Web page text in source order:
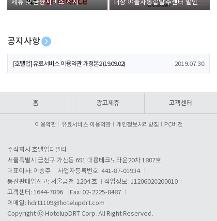
제휴 및 금융서비스 게시
대상 야놀자통합발주센터 할인쿠
폰 증정
공지사항
[호텔업] 개인정보 처리방침 개정본1 (19.09.02)
[호텔업] 유료서비스 이용약관 개정본2 (19.09.02) 2019.07.30
홈 광고제휴 고객센터
이용약관 유료서비스 이용약관 개인정보처리방침 PC버전
주식회사 호텔업디알티
서울특별시 금천구 가산동 691 대륭테크노타운20차 1807호
대표이사: 이송주
사업자등록번호: 441-87-01934
통신판매업신고: 서울금천-1204 호
직업정보: J1206020200010
고객센터: 1644-7896
Fax: 02-2225-8487
이메일: hdrt1109@hotelupdrt.com
Copyright ⓒ HotelupDRT Corp. All Right Reserved.